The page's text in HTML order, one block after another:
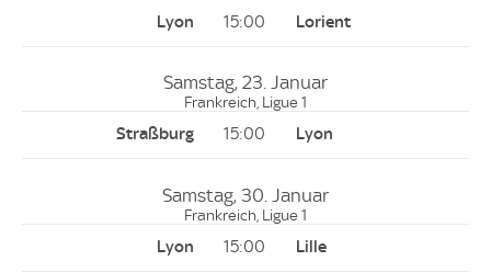
15:00
Samstag, 23. Januar
Frankreich, Ligue 1
15:00
Samstag, 30. Januar
Frankreich, Ligue 1
15:00